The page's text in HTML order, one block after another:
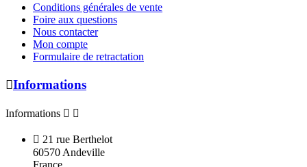
Conditions générales de vente
Foire aux questions
Nous contacter
Mon compte
Formulaire de retractation
Informations
Informations  
 21 rue Berthelot
60570 Andeville